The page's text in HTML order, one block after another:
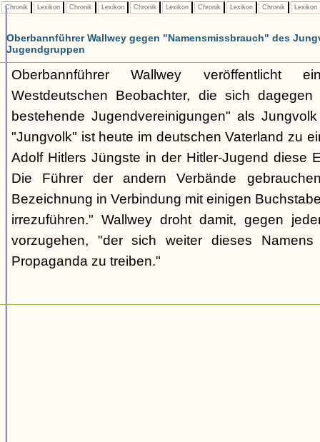
Chronik Lexikon Chronik Lexikon Chronik Lexikon Chronik Lexikon Chronik Lexikon
Oberbannführer Wallwey gegen "Namensmissbrauch" des
Jugendgruppen
Oberbannführer Wallwey veröffentlicht
Westdeutschen Beobachter, die sich
bestehende Jugendvereinigungen" als
"Jungvolk" ist heute im deutschen Vaterland zu
Adolf Hitlers Jüngste in der Hitler-Jugend diese
Die Führer der andern Verbände
Bezeichnung in Verbindung mit einigen
irrezuführen." Wallwey droht damit, gegen
vorzugehen, "der sich weiter dieses Namens
Propaganda zu treiben."